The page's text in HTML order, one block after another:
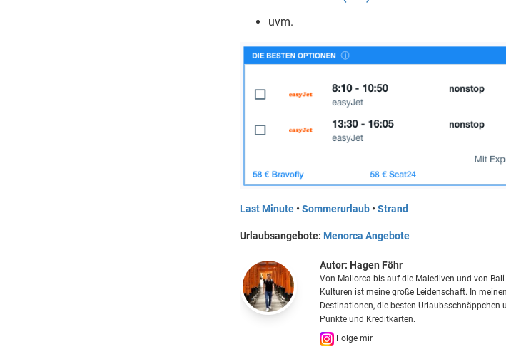
uvm.
Last Minute •Sommerurlaub •Strand
Urlaubsangebote: Menorca Angebote
Autor: Hagen Föhr
Von Mallorca bis auf die Malediven und von Bali
Kulturen ist meine große Leidenschaft. In
Destinationen, die besten
Punkte und Kreditkarten.
Folge mir